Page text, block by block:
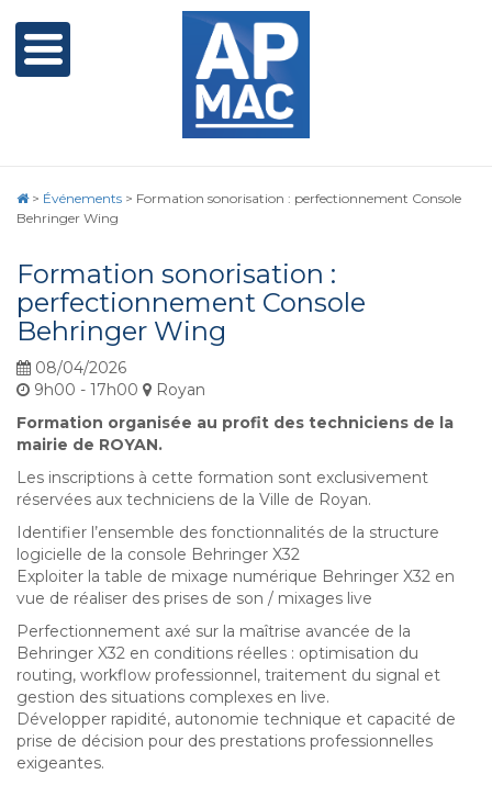
> Événements > Formation sonorisation : perfectionnement Console
Behringer Wing
Formation sonorisation :
perfectionnement Console
Behringer Wing
08/04/2026
9h00 - 17h00
Royan
Formation organisée au profit des techniciens de la
mairie de ROYAN.
Les inscriptions à cette formation sont exclusivement
réservées aux techniciens de la Ville de Royan.
Identifier l’ensemble des fonctionnalités de la structure
logicielle de la console Behringer X32
Exploiter la table de mixage numérique Behringer X32 en
vue de réaliser des prises de son / mixages live
Perfectionnement axé sur la maîtrise avancée de la
Behringer X32 en conditions réelles : optimisation du
routing, workflow professionnel, traitement du signal et
gestion des situations complexes en live.
Développer rapidité, autonomie technique et capacité de
prise de décision pour des prestations professionnelles
exigeantes.